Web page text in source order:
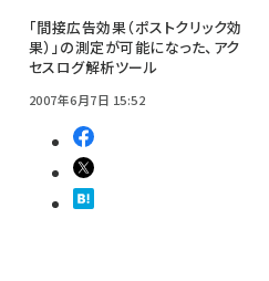
「間接広告効果（ポストクリック効
果）」の測定が可能になった、アク
セスログ解析ツール
2007年6月7日 15:52